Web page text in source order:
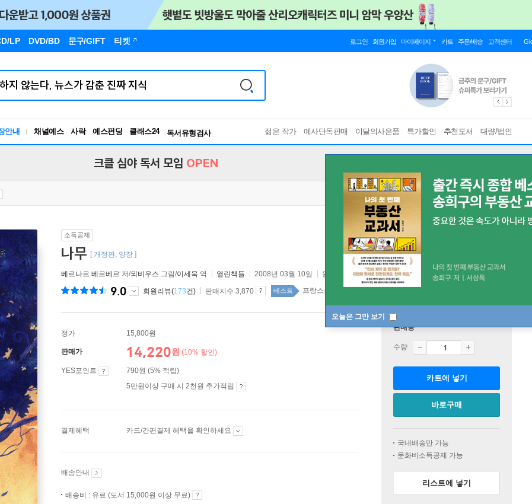
LP DVD/BD 문구/GIFT 티켓 로그인 회원가입 마이페이지 카트 주문/배송 고객센터
안내 채널예스 사락 예스펀딩 클래스24
독서유형검사
RBTI Lab
젊은 작가 예사단독판매 이달의사은품 특가할인 추천도서 대량/법인
오늘은 그만 보기
크클 심야 독서 모임 OPEN
소득공제
나무 [ 개정판, 양장 ]
베르나르 베르베르 저/뫼비우스 그림/이세욱 역 열린책들 2008년 03월 10일 원제 : L'Arbre des possibles
9.0 회원리뷰(173건) 판매지수 3,870 베스트 프랑스소설 51위
정가 15,800원
판매가 14,220원 (10% 할인)
YES포인트
790원 (5% 적립)
5만원이상 구매 시 2천원 추가적립
결제혜택 카드/간편결제 혜택을 확인하세요
배송안내
배송비 : 유료 (도서 15,000원 이상 무료)
판매중
수량
카트에 넣기
바로구매
국내배송만 가능
문화비소득공제 가능
리스트에 넣기